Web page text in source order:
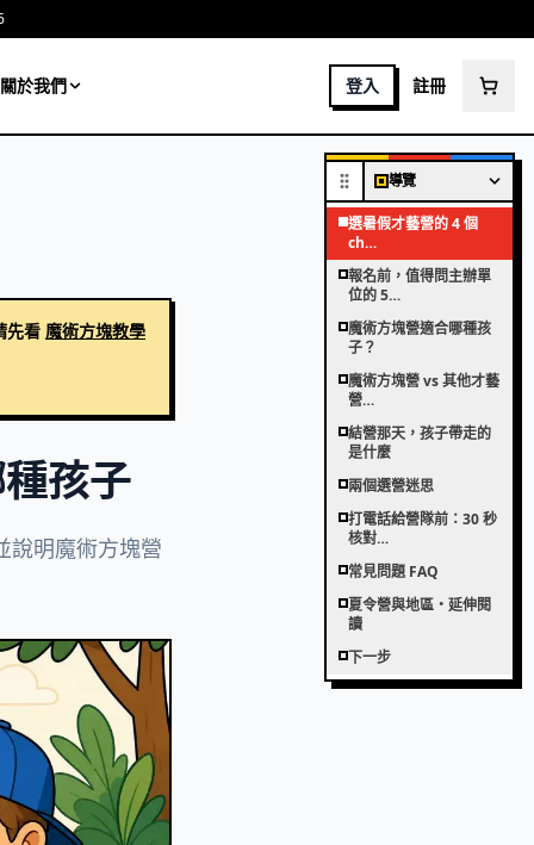
導覽
選暑假才藝營的 4 個
ch…
報名前，值得問主辦單
位的 5…
魔術方塊營適合哪種孩
子？
魔術方塊營 vs 其他才藝
營…
結營那天，孩子帶走的
是什麼
兩個選營迷思
打電話給營隊前：30 秒
核對…
常見問題 FAQ
夏令營與地區・延伸閱
讀
下一步
關於我們 登入 註冊
先看 魔術方塊教學
孩子
說明魔術方塊營